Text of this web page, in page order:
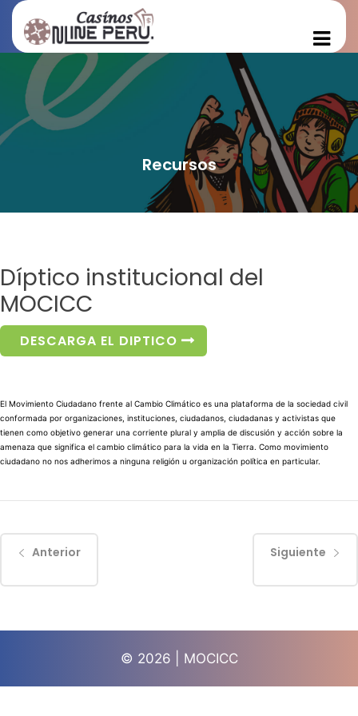
Recursos
Díptico institucional del
MOCICC
DESCARGA EL DIPTICO
El Movimiento Ciudadano frente al Cambio Climático es una plataforma de la sociedad civil
conformada por organizaciones, instituciones, ciudadanos, ciudadanas y activistas que
tienen como objetivo generar una corriente plural y amplia de discusión y acción sobre la
amenaza que significa el cambio climático para la vida en la Tierra. Como movimiento
ciudadano no nos adherimos a ninguna religión u organización política en particular.
Anterior Siguiente
© 2026 | MOCICC